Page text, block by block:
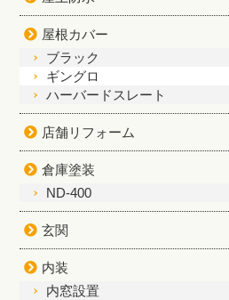
屋根カバー
ブラック
ギングロ
ハーバードスレート
店舗リフォーム
倉庫塗装
ND-400
玄関
内装
内窓設置